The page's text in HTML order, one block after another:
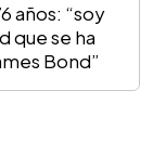
años: “soy
que se ha
Bond”